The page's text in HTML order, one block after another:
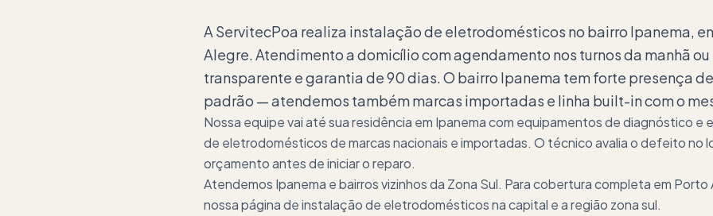
A ServitecPoa realiza instalação de eletrodomésticos no bairro Ipanema,
Alegre. Atendimento a domicílio com agendamento nos turnos da manhã
transparente e garantia de 90 dias. O bairro Ipanema tem forte presença
padrão — atendemos também marcas importadas e linha built-in com o
Nossa equipe vai até sua residência em Ipanema com equipamentos de diagnóstico e
de eletrodomésticos de marcas nacionais e importadas. O técnico avalia o defeito no
orçamento antes de iniciar o reparo.
Atendemos Ipanema e bairros vizinhos da Zona Sul. Para cobertura completa em
nossa página de instalação de eletrodomésticos na capital e a região zona sul.